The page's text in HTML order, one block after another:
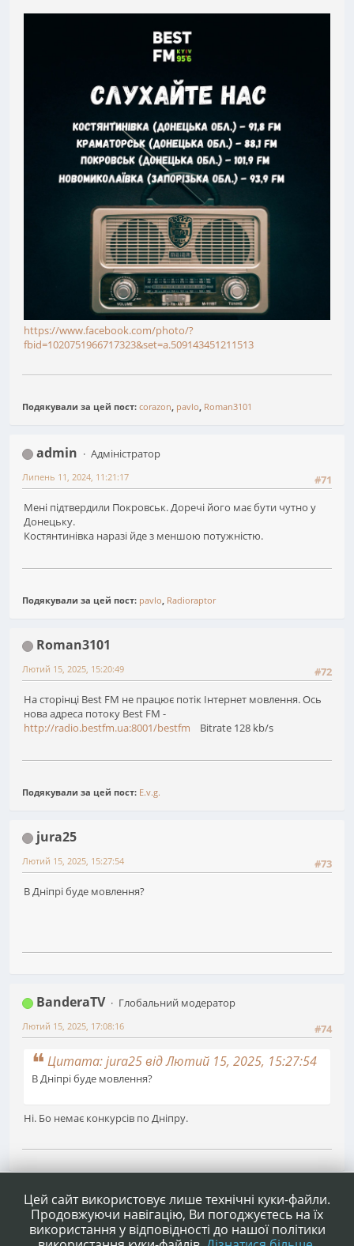
https://www.facebook.com/photo/?
fbid=1020751966717323&set=a.509143451211513
Подякували за цей пост: corazon, pavlo, Roman3101
admin
Адміністратор
#71
Липень 11, 2024, 11:21:17
Мені підтвердили Покровськ. Доречі його має бути чутно у
Донецьку.
Костянтинівка наразі йде з меншою потужністю.
Подякували за цей пост: pavlo, Radioraptor
Roman3101
#72
Лютий 15, 2025, 15:20:49
На сторінці Best FM не працює потік Інтернет мовлення. Ось
нова адреса потоку Best FM -
http://radio.bestfm.ua:8001/bestfm Bitrate 128 kb/s
Подякували за цей пост: E.v.g.
jura25
#73
Лютий 15, 2025, 15:27:54
В Днiпрі буде мовлення?
BanderaTV
Глобальний модератор
#74
Лютий 15, 2025, 17:08:16
Цитата: jura25 від Лютий 15, 2025, 15:27:54
В Днiпрі буде мовлення?
Ні. Бо немає конкурсів по Дніпру.
Цей сайт використовує лише технічні куки-файли.
Продовжуючи навігацію, Ви погоджуєтесь на їх
використання у відповідності до нашої політики